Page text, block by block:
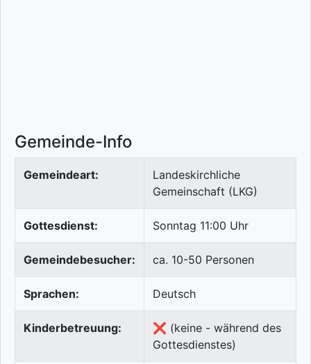
Gemeinde-Info
Gemeindeart:
Landeskirchliche
Gemeinschaft (LKG)
Gottesdienst: Sonntag 11:00 Uhr
Gemeindebesucher: ca. 10-50 Personen
Sprachen: Deutsch
Kinderbetreuung:
❌ (keine - während des
Gottesdienstes)